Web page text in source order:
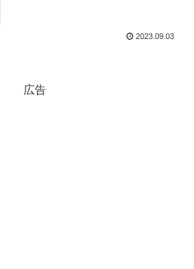
2023.09.03
広告